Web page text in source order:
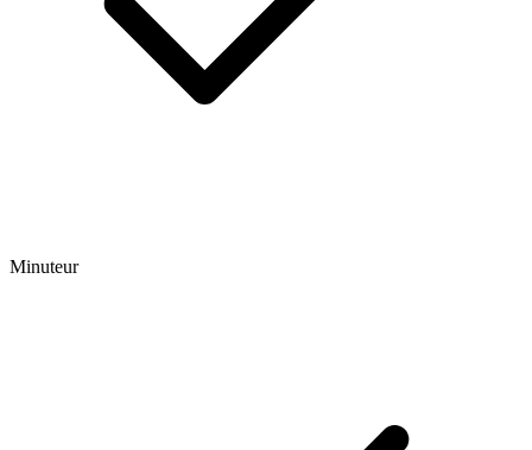
Minuteur